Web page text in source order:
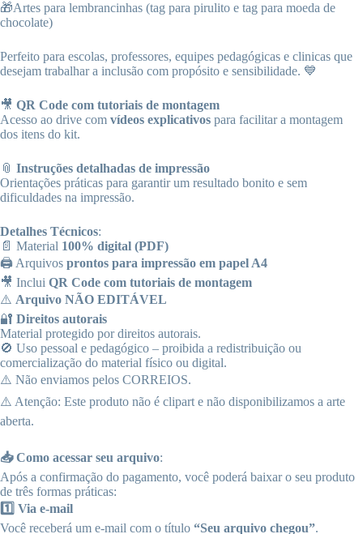
🎁Artes para lembrancinhas (tag para pirulito e tag para moeda de
chocolate)
Perfeito para escolas, professores, equipes pedagógicas e clinicas que
desejam trabalhar a inclusão com propósito e sensibilidade. 💙
🎥 QR Code com tutoriais de montagem
Acesso ao drive com vídeos explicativos para facilitar a montagem
dos itens do kit.
📎 Instruções detalhadas de impressão
Orientações práticas para garantir um resultado bonito e sem
dificuldades na impressão.
Detalhes Técnicos:
📄 Material 100% digital (PDF)
🖨️ Arquivos prontos para impressão em papel A4
🎥 Inclui QR Code com tutoriais de montagem
⚠️ Arquivo NÃO EDITÁVEL
🔐 Direitos autorais
Material protegido por direitos autorais.
🚫 Uso pessoal e pedagógico – proibida a redistribuição ou
comercialização do material físico ou digital.
⚠️ Não enviamos pelos CORREIOS.
⚠️ Atenção: Este produto não é clipart e não disponibilizamos a arte
aberta.
📥 Como acessar seu arquivo:
Após a confirmação do pagamento, você poderá baixar o seu produto
de três formas práticas:
1️⃣ Via e-mail
Você receberá um e-mail com o título “Seu arquivo chegou”.